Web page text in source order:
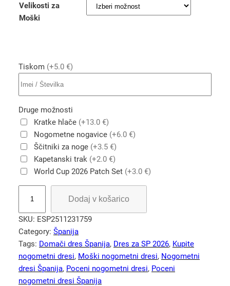
Velikosti za
Moški
Tiskom (+5.0 €)
Druge možnosti
Kratke hlače (+13.0 €)
Nogometne nogavice (+6.0 €)
Ščitniki za noge (+3.5 €)
Kapetanski trak (+2.0 €)
World Cup 2026 Patch Set (+3.0 €)
a
n
i
j
a
2
Dodaj v košarico
SKU: ESP2511231759
Category: Španija
Tags: Domači dres Španija, Dres za SP 2026, Kupite
nogometni dresi, Moški nogometni dresi, Nogometni
dresi Španija, Poceni nogometni dresi, Poceni
nogometni dresi Španija